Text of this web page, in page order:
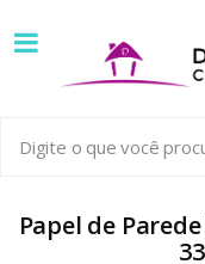
com
papel
Papel de